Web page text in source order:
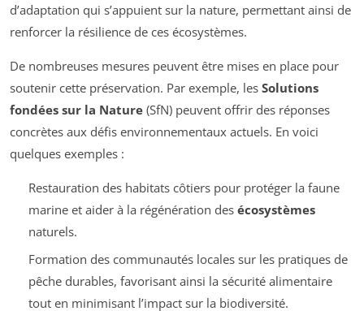
d’adaptation qui s’appuient sur la nature, permettant ainsi de
renforcer la résilience de ces écosystèmes.
De nombreuses mesures peuvent être mises en place pour
soutenir cette préservation. Par exemple, les Solutions
fondées sur la Nature (SfN) peuvent offrir des réponses
concrètes aux défis environnementaux actuels. En voici
quelques exemples :
Restauration des habitats côtiers pour protéger la faune
marine et aider à la régénération des écosystèmes
naturels.
Formation des communautés locales sur les pratiques de
pêche durables, favorisant ainsi la sécurité alimentaire
tout en minimisant l’impact sur la biodiversité.